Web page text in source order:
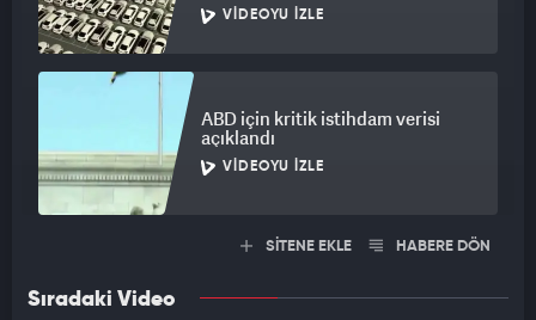
VIDEOYU İZLE
ABD için kritik istihdam verisi
açıklandı
VIDEOYU İZLE
SİTENE EKLE HABERE DÖN
Sıradaki Video